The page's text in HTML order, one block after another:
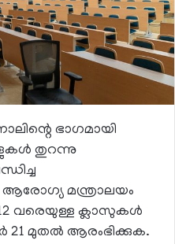
ഭാഗമായി
തുറന്നു
ആരോഗ്യ മന്ത്രാലയം
വരെയുള്ള ക്ലാസുകള്‍
21 മുതല്‍ ആരംഭിക്കുക.